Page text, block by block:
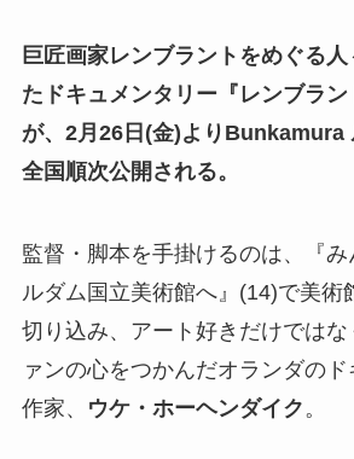
巨匠画家レンブラントをめぐる人
たドキュメンタリー『レンブラン
が、2月26日(金)よりBunkamura
全国順次公開される。
監督・脚本を手掛けるのは、『
ルダム国立美術館へ』(14)で美術
切り込み、アート好きだけではな
ァンの心をつかんだオランダの
作家、
ウケ・ホーヘンダイク。